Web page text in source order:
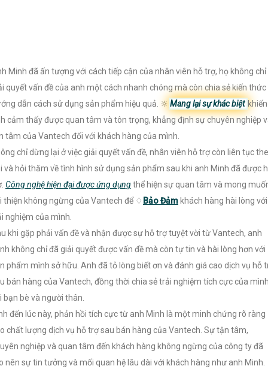
Minh đã ấn tượng với cách tiếp cận của nhân viên hỗ trợ, họ không chỉ
quyết vấn đề của anh một cách nhanh chóng mà còn chia sẻ kiến thức
dẫn cách sử dụng sản phẩm hiệu quả. 🔆 Mang lại sự khác biệt khiến
cảm thấy được quan tâm và tôn trọng, khẳng định sự chuyên nghiệp
tâm của Vantech đối với khách hàng của mình.
chỉ dừng lại ở việc giải quyết vấn đề, nhân viên hỗ trợ còn liên tục
và hỏi thăm về tình hình sử dụng sản phẩm sau khi anh Minh đã được
Công nghệ hiện đại được ứng dụngthể hiện sự quan tâm và mong
thiện không ngừng của Vantech để ♢ Bảo Đảm khách hàng hài lòng với
nghiệm của mình.
khi gặp phải vấn đề và nhận được sự hỗ trợ tuyệt vời từ Vantech, anh
không chỉ đã giải quyết được vấn đề mà còn tự tin và hài lòng hơn với
phẩm mình sở hữu. Anh đã tỏ lòng biết ơn và đánh giá cao dịch vụ hỗ
bán hàng của Vantech, đồng thời chia sẻ trải nghiệm tích cực của
bạn bè và người thân.
đến lúc này, phản hồi tích cực từ anh Minh là một minh chứng rõ ràng
chất lượng dịch vụ hỗ trợ sau bán hàng của Vantech. Sự tận tâm,
nghiệp và quan tâm đến khách hàng không ngừng của công ty đã
nên sự tin tưởng và mối quan hệ lâu dài với khách hàng như anh Minh.